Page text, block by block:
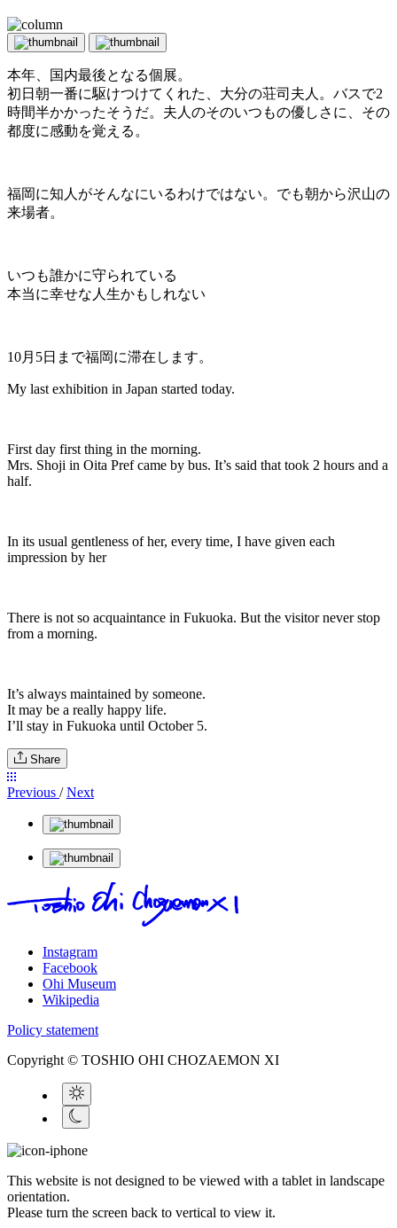
本年、国内最後となる個展。
初日朝一番に駆けつけてくれた、大分の荘司夫人。バスで2
時間半かかったそうだ。夫人のそのいつもの優しさに、その
都度に感動を覚える。
福岡に知人がそんなにいるわけではない。でも朝から沢山の
来場者。
いつも誰かに守られている
本当に幸せな人生かもしれない
10月5日まで福岡に滞在します。
My last exhibition in Japan started today.
First day first thing in the morning.
Mrs. Shoji in Oita Pref came by bus. It’s said that took 2 hours and a
half.
In its usual gentleness of her, every time, I have given each
impression by her
There is not so acquaintance in Fukuoka. But the visitor never stop
from a morning.
It’s always maintained by someone.
It may be a really happy life.
I’ll stay in Fukuoka until October 5.
Share
Previous / Next
Instagram
Facebook
Ohi Museum
Wikipedia
Policy statement
Copyright © TOSHIO OHI CHOZAEMON XI
This website is not designed to be viewed with a tablet in landscape
orientation.
Please turn the screen back to vertical to view it.